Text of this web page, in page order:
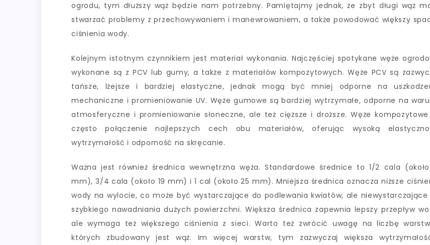
ogrodu, tym dłuższy wąż będzie nam potrzebny. Pamiętajmy jednak, że zbyt długi wąż
stwarzać problemy z przechowywaniem i manewrowaniem, a także powodować większy
ciśnienia wody.
Kolejnym istotnym czynnikiem jest materiał wykonania. Najczęściej spotykane węże
wykonane są z PCV lub gumy, a także z materiałów kompozytowych. Węże PCV są
tańsze, lżejsze i bardziej elastyczne, jednak mogą być mniej odporne na
mechaniczne i promieniowanie UV. Węże gumowe są bardziej wytrzymałe, odporne na
atmosferyczne i promieniowanie słoneczne, ale też cięższe i droższe. Węże
często połączenie najlepszych cech obu materiałów, oferując wysoką
wytrzymałość i odporność na skręcanie.
Ważna jest również średnica wewnętrzna węża. Standardowe średnice to 1/2 cala (około
mm), 3/4 cala (około 19 mm) i 1 cal (około 25 mm). Mniejsza średnica oznacza niższe
wody na wylocie, co może być wystarczające do podlewania kwiatów, ale niewystarczające
szybkiego nawadniania dużych powierzchni. Większa średnica zapewnia lepszy przepływ
ale wymaga też większego ciśnienia z sieci. Warto też zwrócić uwagę na liczbę
których zbudowany jest wąż. Im więcej warstw, tym zazwyczaj większa